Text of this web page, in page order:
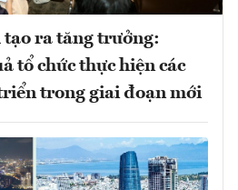
tạo ra tăng trưởng:
tổ chức thực hiện các
trong giai đoạn mới